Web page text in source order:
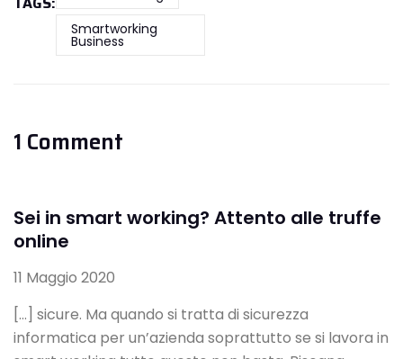
Smartworking
Business
1 Comment
Sei in smart working? Attento alle truffe
online
11 Maggio 2020
[…] sicure. Ma quando si tratta di sicurezza
informatica per un’azienda soprattutto se si lavora in